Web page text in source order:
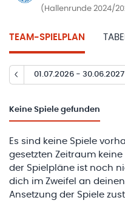
(Hallenrunde 2024/
TEAM-SPIELPLAN
01.07.2026 - 30.06.2027
Keine Spiele gefunden
Es sind keine Spiele
gesetzten Zeitraum
der Spielpläne ist noch
dich im Zweifel an
Ansetzung der Spiele